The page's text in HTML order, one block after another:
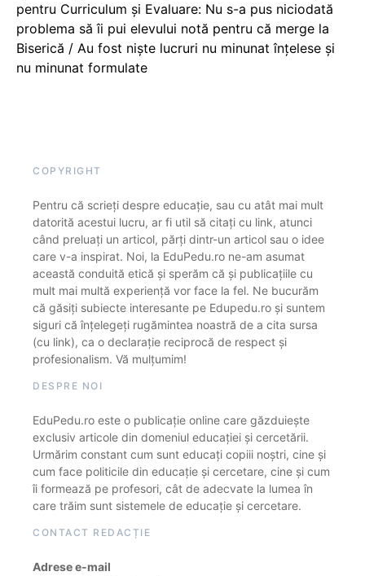
pentru Curriculum și Evaluare: Nu s-a pus niciodată
problema să îi pui elevului notă pentru că merge la
Biserică / Au fost niște lucruri nu minunat înțelese și
nu minunat formulate
COPYRIGHT
Pentru că scrieți despre educație, sau cu atât mai mult
datorită acestui lucru, ar fi util să citați cu link, atunci
când preluați un articol, părți dintr-un articol sau o idee
care v-a inspirat. Noi, la EduPedu.ro ne-am asumat
această conduită etică și sperăm că și publicațiile cu
mult mai multă experiență vor face la fel. Ne bucurăm
că găsiți subiecte interesante pe Edupedu.ro și suntem
siguri că înțelegeți rugămintea noastră de a cita sursa
(cu link), ca o declarație reciprocă de respect și
profesionalism. Vă mulțumim!
DESPRE NOI
EduPedu.ro este o publicație online care găzduiește
exclusiv articole din domeniul educației și cercetării.
Urmărim constant cum sunt educați copiii noștri, cine și
cum face politicile din educație și cercetare, cine și cum
îi formează pe profesori, cât de adecvate la lumea în
care trăim sunt sistemele de educație și cercetare.
CONTACT REDACȚIE
Adrese e-mail